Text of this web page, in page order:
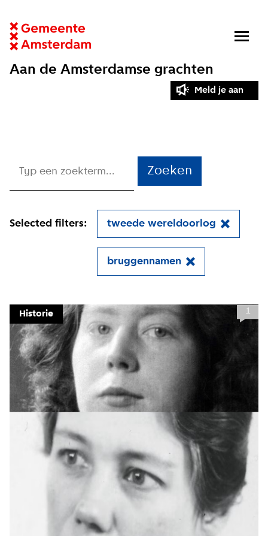
Aan de Amsterdamse grachten
Meld je aan
Meld je aan voor onze
update
Blijf moeiteloos op de hoogte van al het
reilen en zeilen rond de bruggen en
kademuren in Amsterdam. Meld je aan voor
onze updates en je mist geen verhaal!
E-mailadres
Hoe vaak wil je van ons horen:
Zoeken
Selected filters: tweede wereldoorlog
bruggennamen
Historie 1